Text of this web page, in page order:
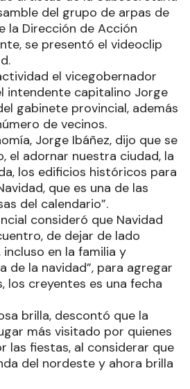
del grupo de arpas de
la Dirección de Acción
se presentó el videoclip
el vicegobernador
intendente capitalino Jorge
gabinete provincial, además
de vecinos.
Jorge Ibáñez, dijo que se
el adornar nuestra ciudad, la
los edificios históricos para
que es una de las
del calendario”.
consideró que Navidad
de dejar de lado
incluso en la familia y
de la navidad”, para agregar
los creyentes es una fecha
brilla, descontó que la
más visitado por quienes
las fiestas, al considerar que
del nordeste y ahora brilla